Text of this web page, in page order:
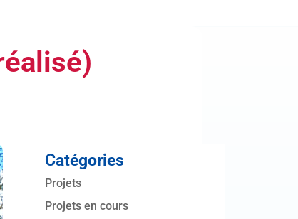
Catégories
Projets
Projets en cours